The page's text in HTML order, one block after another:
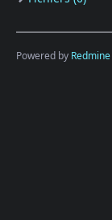
Powered by Redmine